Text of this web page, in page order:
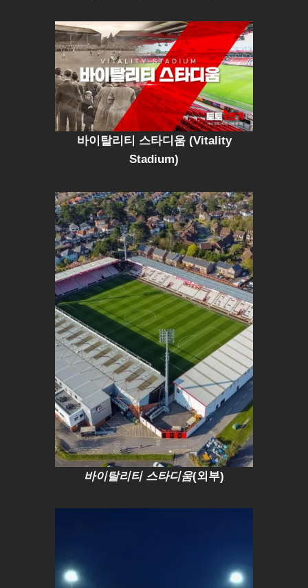
바이탈리티 스타디움 (Vitality
Stadium)
바이탈리티 스타디움(외부)